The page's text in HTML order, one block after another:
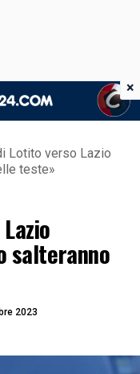
Lotito verso Lazio
teste»
salteranno
2023
×